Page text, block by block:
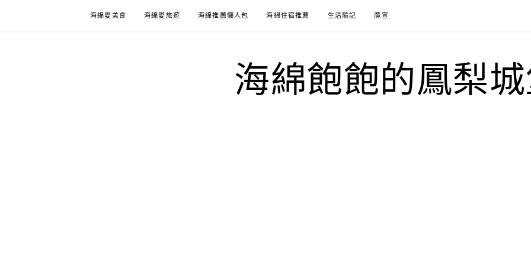
海綿愛美食 海綿愛旅遊 海綿推薦懶人包 海綿住宿推薦 生活隨記 廣宣
海綿飽飽的鳳梨